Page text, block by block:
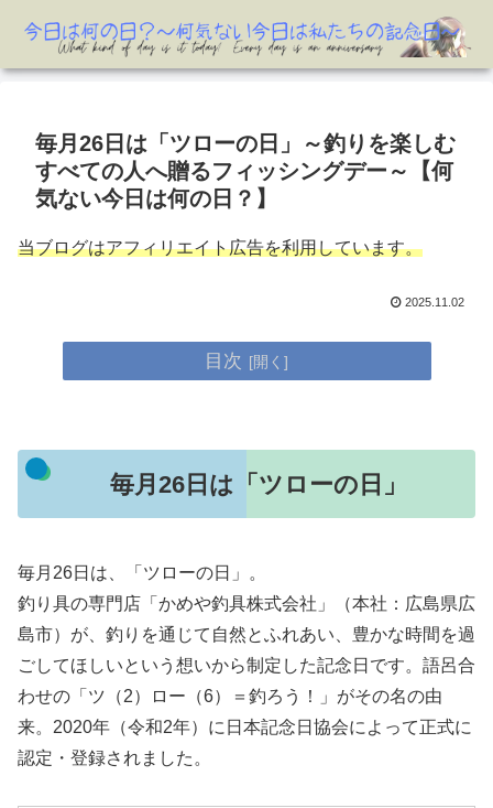
毎月26日は「ツローの日」～釣りを楽しむ
すべての人へ贈るフィッシングデー～【何
気ない今日は何の日？】
当ブログはアフィリエイト広告を利用しています。
2025.11.02
目次
毎月26日は「ツローの日」
毎月26日は、「ツローの日」。
釣り具の専門店「かめや釣具株式会社」（本社：広島県広
島市）が、釣りを通じて自然とふれあい、豊かな時間を過
ごしてほしいという想いから制定した記念日です。語呂合
わせの「ツ（2）ロー（6）＝釣ろう！」がその名の由
来。2020年（令和2年）に日本記念日協会によって正式に
認定・登録されました。